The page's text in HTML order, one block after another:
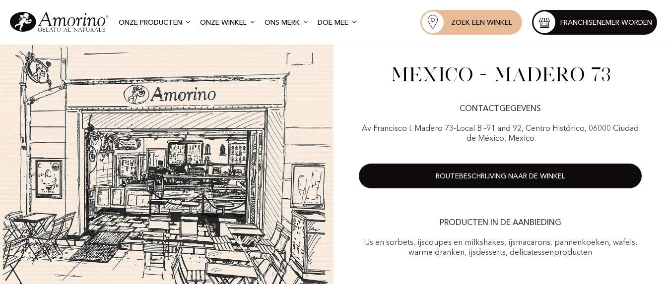
ONZE PRODUCTEN ONZE WINKEL ONS MERK DOE MEE ZOEK EEN WINKEL FRANCHISENEMER WORDEN
Mexico - Madero 73
CONTACTGEGEVENS
Av Francisco I. Madero 73-Local B -91 and 92, Centro Histórico, 06000 Ciudad
de México, Mexico
ROUTEBESCHRIJVING NAAR DE WINKEL
PRODUCTEN IN DE AANBIEDING
IJs en sorbets, ijscoupes en milkshakes, ijsmacarons, pannenkoeken, wafels,
warme dranken, ijsdesserts, delicatessenproducten